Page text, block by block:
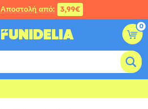
Αποστολή από: 3,99€
0